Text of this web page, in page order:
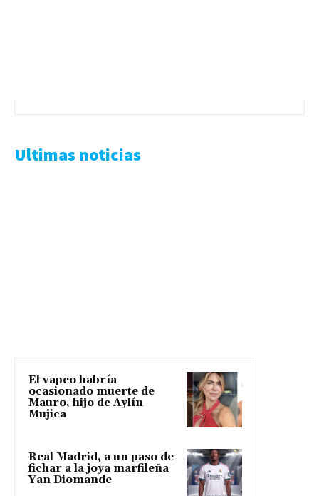
Ultimas noticias
El vapeo habría
ocasionado muerte de
Mauro, hijo de Aylín
Mujica
Real Madrid, a un paso de
fichar a la joya marfileña
Yan Diomande